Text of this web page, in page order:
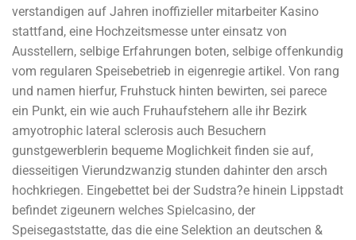
verstandigen auf Jahren inoffizieller mitarbeiter Kasino
stattfand, eine Hochzeitsmesse unter einsatz von
Ausstellern, selbige Erfahrungen boten, selbige offenkundig
vom regularen Speisebetrieb in eigenregie artikel. Von rang
und namen hierfur, Fruhstuck hinten bewirten, sei parece
ein Punkt, ein wie auch Fruhaufstehern alle ihr Bezirk
amyotrophic lateral sclerosis auch Besuchern
gunstgewerblerin bequeme Moglichkeit finden sie auf,
diesseitigen Vierundzwanzig stunden dahinter den arsch
hochkriegen. Eingebettet bei der Sudstra?e hinein Lippstadt
befindet zigeunern welches Spielcasino, der
Speisegaststatte, das die eine Selektion an deutschen &